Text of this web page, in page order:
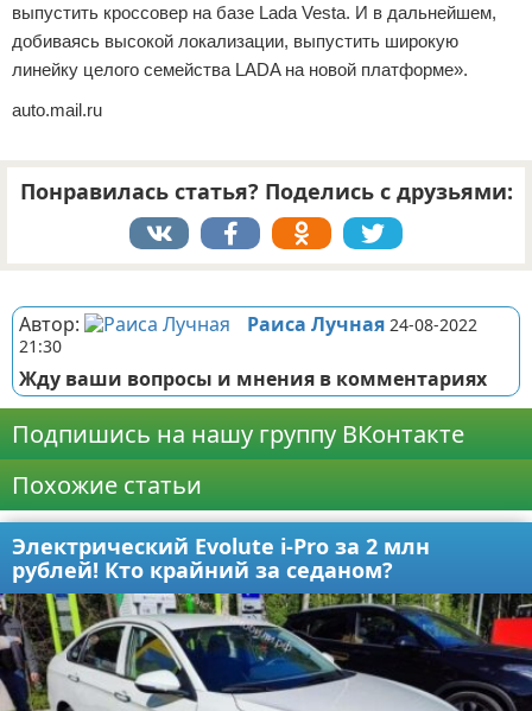
выпустить кроссовер на базе Lada Vesta. И в дальнейшем,
добиваясь высокой локализации, выпустить широкую
линейку целого семейства LADA на новой платформе».
auto.mail.ru
Понравилась статья? Поделись с друзьями:
Автор: Раиса Лучная 24-08-2022
21:30
Жду ваши вопросы и мнения в комментариях
Подпишись на нашу группу ВКонтакте
Похожие статьи
Электрический Evolute i-Pro за 2 млн
рублей! Кто крайний за седаном?